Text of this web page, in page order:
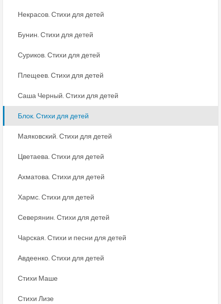
Некрасов. Стихи для детей
Бунин. Стихи для детей
Суриков. Стихи для детей
Плещеев. Стихи для детей
Саша Черный. Стихи для детей
Блок. Стихи для детей
Маяковский. Стихи для детей
Цветаева. Стихи для детей
Ахматова. Стихи для детей
Хармс. Стихи для детей
Северянин. Стихи для детей
Чарская. Стихи и песни для детей
Авдеенко. Стихи для детей
Стихи Маше
Стихи Лизе